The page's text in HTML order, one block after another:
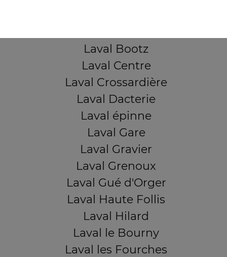
Laval Bootz
Laval Centre
Laval Crossardière
Laval Dacterie
Laval épinne
Laval Gare
Laval Gravier
Laval Grenoux
Laval Gué d'Orger
Laval Haute Follis
Laval Hilard
Laval le Bourny
Laval les Fourches